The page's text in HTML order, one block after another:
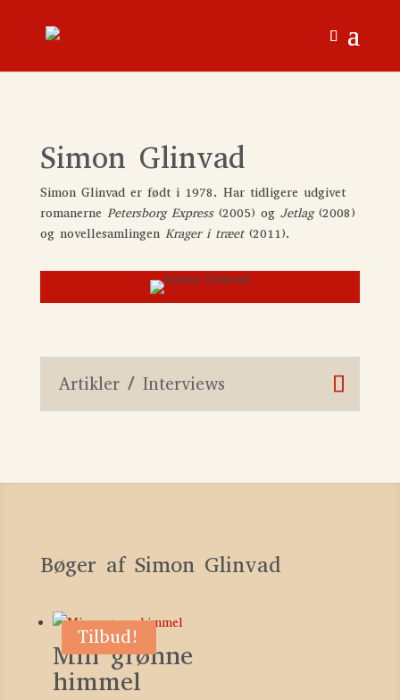
Simon Glinvad
Simon Glinvad er født i 1978. Har tidligere udgivet
romanerne Petersborg Express (2005) og Jetlag (2008)
og novellesamlingen Krager i træet (2011).
Artikler / Interviews
Bøger af Simon Glinvad
Tilbud!
Min grønne
himmel